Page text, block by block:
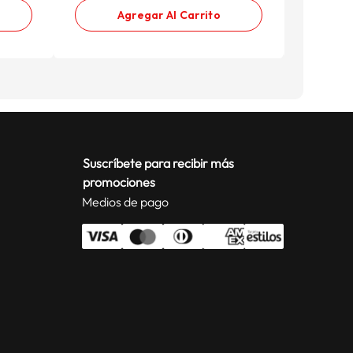
Agregar Al Carrito
Suscríbete para recibir más
promociones
Medios de pago